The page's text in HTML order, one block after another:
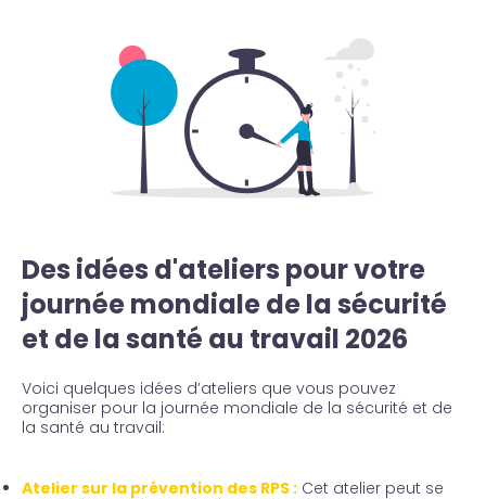
Des idées d'ateliers pour votre
journée mondiale de la sécurité
et de la santé au travail 2026
Voici quelques idées d’ateliers que vous pouvez
organiser pour la journée mondiale de la sécurité et de
la santé au travail:
Atelier sur la prévention des RPS : Cet atelier peut se